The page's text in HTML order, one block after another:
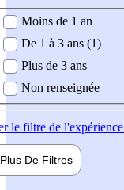
demandée
Moins de 1 an
De 1 à 3 ans (1)
Plus de 3 ans
Non renseignée
le filtre de l'expérience
Plus De Filtres